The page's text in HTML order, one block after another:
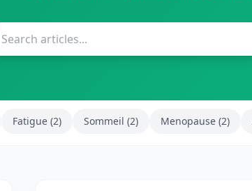
Fatigue (2) Sommeil (2) Menopause (2)